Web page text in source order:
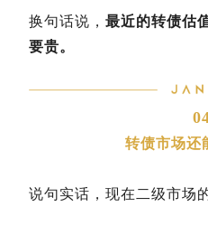
换句话说， 最近的转债估
要贵。
转债市场还
说句实话，现在二级市场